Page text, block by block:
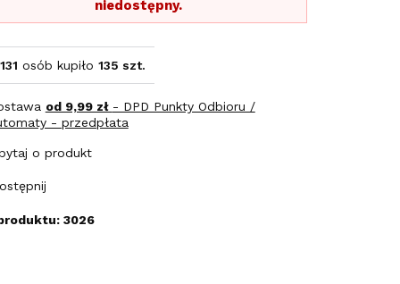
niedostępny.
131 osób kupiło135 szt.
od 9,99 zł - DPD Punkty Odbioru /
- przedpłata
o produkt
3026